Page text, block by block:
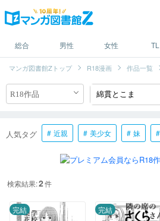
総合 男性 女性 TL
マンガ図書館Zトップ R18漫画 作品一覧
人気タグ 近親 美少女 妹
検索結果:2件
完結 完結